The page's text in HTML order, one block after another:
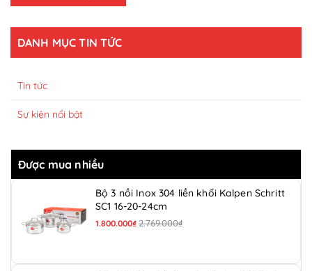
DANH MỤC TIN TỨC
Tin tức
Sự kiện nổi bật
Được mua nhiều
Bộ 3 nồi Inox 304 liền khối Kalpen Schritt
SC1 16-20-24cm
1.800.000₫ 2.769.000₫